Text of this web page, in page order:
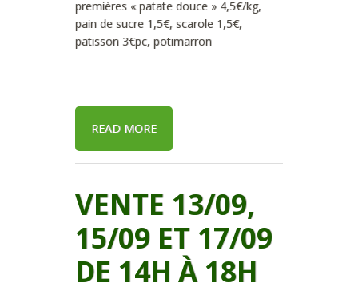
premières « patate douce » 4,5€/kg,
pain de sucre 1,5€, scarole 1,5€,
patisson 3€pc, potimarron
READ MORE
VENTE 13/09,
15/09 ET 17/09
DE 14H À 18H